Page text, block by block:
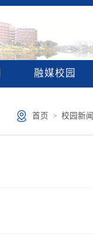
融媒校园
首页 > 校园新闻